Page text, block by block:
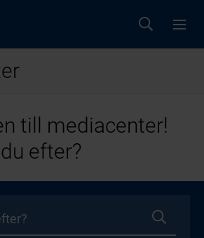
till mediacenter!
efter?